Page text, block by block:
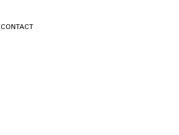
CONTACT